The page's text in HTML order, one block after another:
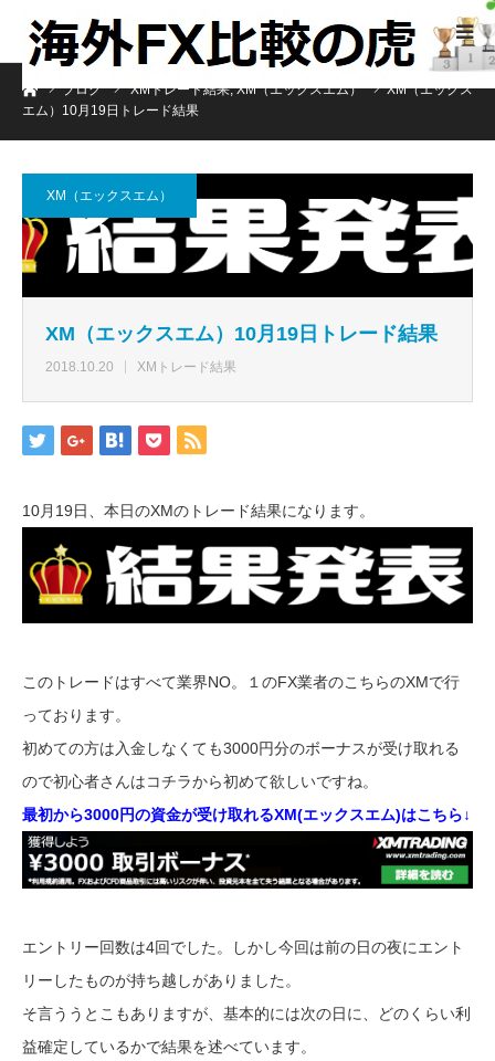
ホームブログ XMトレード結果, XM（エックスエム）
XM（エックス
エム）10月19日トレード結果
XM（エックスエム）
XM（エックスエム）10月19日トレード結果
2018.10.20 XMトレード結果
10月19日、本日のXMのトレード結果になります。
このトレードはすべて業界NO。１のFX業者のこちらのXMで行
っております。
初めての方は入金しなくても3000円分のボーナスが受け取れる
ので初心者さんはコチラから初めて欲しいですね。
最初から3000円の資金が受け取れるXM(エックスエム)はこちら↓
エントリー回数は4回でした。しかし今回は前の日の夜にエント
リーしたものが持ち越しがありました。
そ言ううとこもありますが、基本的には次の日に、どのくらい利
益確定しているかで結果を述べています。